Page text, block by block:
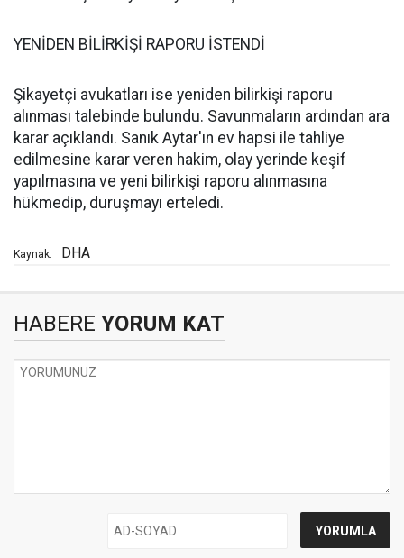
YENİDEN BİLİRKİŞİ RAPORU İSTENDİ
Şikayetçi avukatları ise yeniden bilirkişi raporu
alınması talebinde bulundu. Savunmaların ardından ara
karar açıklandı. Sanık Aytar'ın ev hapsi ile tahliye
edilmesine karar veren hakim, olay yerinde keşif
yapılmasına ve yeni bilirkişi raporu alınmasına
hükmedip, duruşmayı erteledi.
Kaynak: DHA
HABERE YORUM KAT